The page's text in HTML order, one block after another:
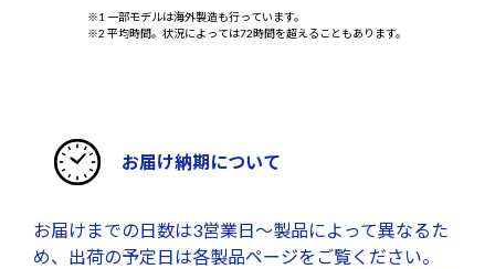
※1 一部モデルは海外製造も行っています。
※2 平均時間。状況によっては72時間を超えることもあります。
お届け納期について
お届けまでの日数は3営業日～製品によって異なるた
め、出荷の予定日は各製品ページをご覧ください。